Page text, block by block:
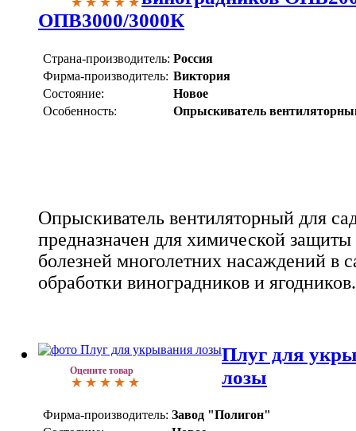
ОПВ3000/3000К
Страна-производитель: Россия
Фирма-производитель: Виктория
Состояние:
Новое
Особенность:
Опрыскиватель
Опрыскиватель вентиляторный для
предназначен для химической защиты
болезней многолетних насаждений в
обработки виноградников и ягодников.
Оцените товар
Плуг для
лозы
Фирма-производитель: Завод "Полигон"